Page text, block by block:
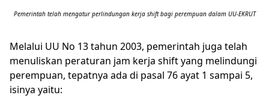
Pemerintah telah mengatur perlindungan kerja shift bagi perempuan dalam UU-EKRUT
Melalui UU No 13 tahun 2003, pemerintah juga telah
menuliskan peraturan jam kerja shift yang melindungi
perempuan, tepatnya ada di pasal 76 ayat 1 sampai 5,
isinya yaitu: